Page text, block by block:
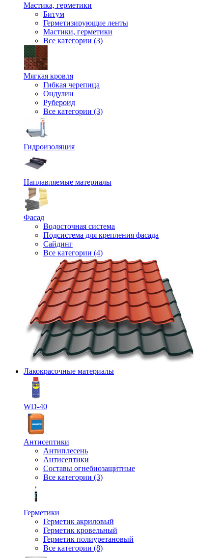
Мастика, герметики
Битум
Герметизирующие ленты
Мастики, герметики
Все категории (3)
Мягкая кровля
Гибкая черепица
Ондулин
Рубероид
Все категории (3)
Гидроизоляция
Наплавляемые материалы
Фасад
Водосточная система
Подсистема для крепления фасада
Сайдинг
Все категории (4)
Лакокрасочные материалы
WD-40
Антисептики
Антиплесень
Антисептики
Составы огнебиозащитные
Все категории (3)
Герметики
Герметик акриловый
Герметик кровельный
Герметик полиуретановый
Все категории (8)